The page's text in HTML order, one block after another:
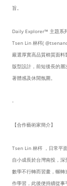
旨。
Daily Explorer™ 主題系
Tsen Lin 林梣(
嚴選厚實高品質棉質面
版型設計，前短後長的
著體感及休閒氛圍。
-
【合作藝術家簡介】
Tsen Lin 林梣 ，日常平
自小成長於台灣南投，
數學不行轉而習畫，輾
作學習，此後便持續從事